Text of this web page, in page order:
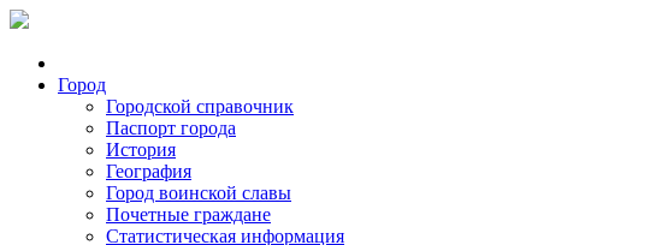
Город
Городской справочник
Паспорт города
История
География
Город воинской славы
Почетные граждане
Статистическая информация